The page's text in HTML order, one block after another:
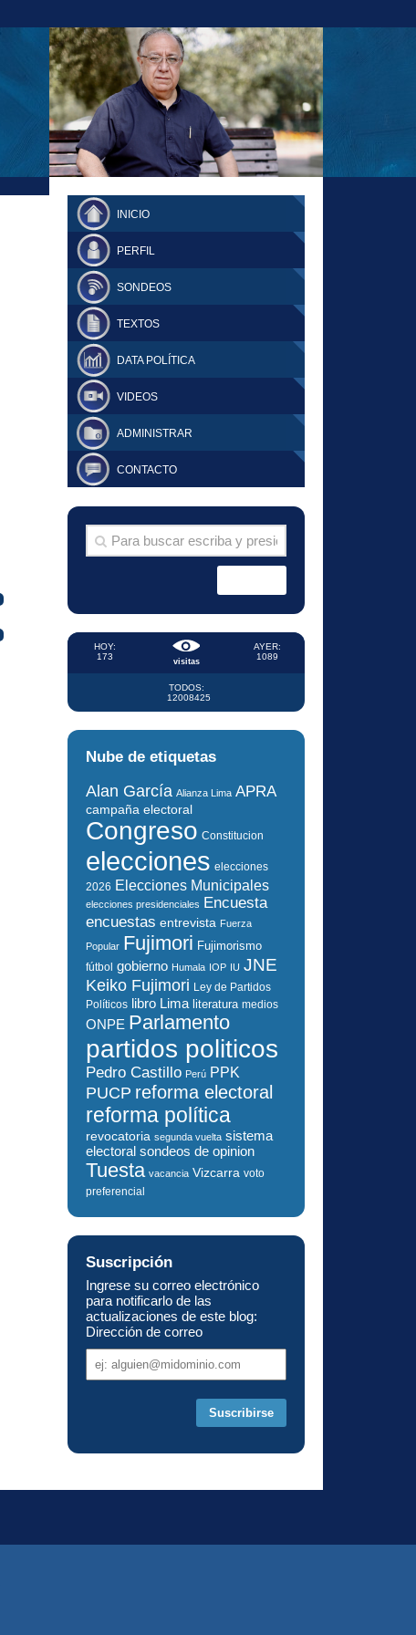
FERNANDO TUESTA SUPLEMENTO
DOMINGO
INICIO
PERFIL
SONDEOS
TEXTOS
DATA POLÍTICA
VIDEOS
ADMINISTRAR
CONTACTO
visitas
HOY:
173
AYER:
1089
TODOS:
12008425
Nube de etiquetas
Alan García Alianza Lima APRA
campaña electoral
Congreso Constitucion
elecciones elecciones
2026 Elecciones Municipales
elecciones presidenciales Encuesta
encuestas entrevista Fuerza
Popular Fujimori Fujimorismo
fútbol gobierno Humala IOP IU JNE
Keiko Fujimori Ley de Partidos
Políticos libro Lima literatura medios
ONPE Parlamento
partidos politicos
Pedro Castillo Perú PPK
PUCP reforma electoral
reforma política
revocatoria segunda vuelta sistema
electoral sondeos de opinion
Tuesta vacancia Vizcarra voto
preferencial
Suscripción
Ingrese su correo electrónico
para notificarlo de las
actualizaciones de este blog:
Dirección de correo
de